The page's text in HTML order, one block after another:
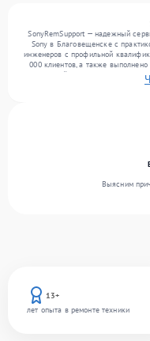
SonyRemSupport — надежный
Sony в Благовещенске с
инженеров с профильной
000 клиентов, а также
сервисный центр поступает
задачи любой сложности и
13+
лет опыта в ремонте техники
Выясним